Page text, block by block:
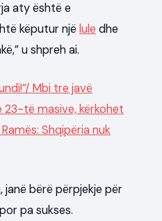
aty është e
këputur një lule dhe
u shpreh ai.
Mbi tre javë
të masive, kërkohet
Shqipëria nuk
janë bërë përpjekje për
pa sukses.